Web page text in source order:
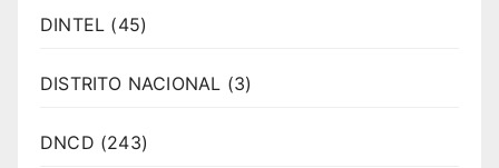
DINTEL (45)
DISTRITO NACIONAL (3)
DNCD (243)